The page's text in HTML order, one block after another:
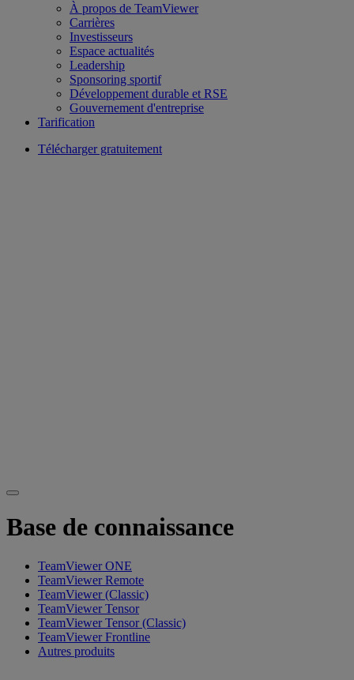
À propos de TeamViewer
Carrières
Investisseurs
Espace actualités
Leadership
Sponsoring sportif
Développement durable et RSE
Gouvernement d'entreprise
Tarification
Télécharger gratuitement
Base de connaissance
TeamViewer ONE
TeamViewer Remote
TeamViewer (Classic)
TeamViewer Tensor
TeamViewer Tensor (Classic)
TeamViewer Frontline
Autres produits